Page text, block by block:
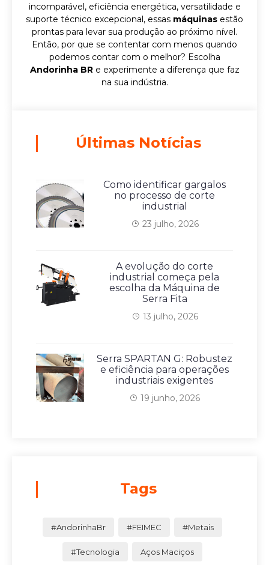
incomparável, eficiência energética, versatilidade e
suporte técnico excepcional, essas máquinas estão
prontas para levar sua produção ao próximo nível.
Então, por que se contentar com menos quando
podemos contar com o melhor? Escolha
Andorinha BRe experimente a diferença que faz
na sua indústria.
Últimas Notícias
Como identificar gargalos
no processo de corte
industrial
23 julho, 2026
A evolução do corte
industrial começa pela
escolha da Máquina de
Serra Fita
13 julho, 2026
Serra SPARTAN G: Robustez
e eficiência para operações
industriais exigentes
19 junho, 2026
Tags
#AndorinhaBr #FEIMEC #Metais
#Tecnologia Aços Maciços